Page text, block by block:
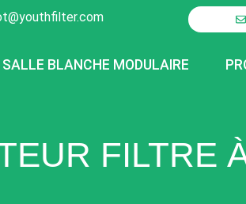
SALLE BLANCHE MODULAIRE
FILTRE